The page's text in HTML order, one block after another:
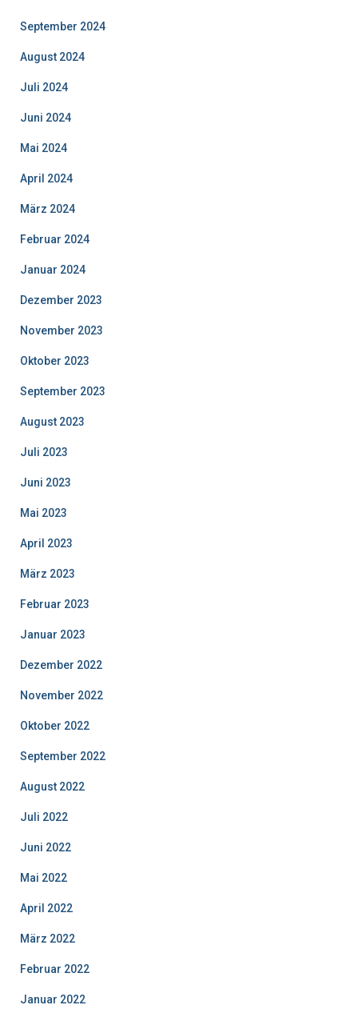
September 2024
August 2024
Juli 2024
Juni 2024
Mai 2024
April 2024
März 2024
Februar 2024
Januar 2024
Dezember 2023
November 2023
Oktober 2023
September 2023
August 2023
Juli 2023
Juni 2023
Mai 2023
April 2023
März 2023
Februar 2023
Januar 2023
Dezember 2022
November 2022
Oktober 2022
September 2022
August 2022
Juli 2022
Juni 2022
Mai 2022
April 2022
März 2022
Februar 2022
Januar 2022